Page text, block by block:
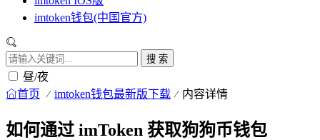
imtoken钱包(中国官方)
搜 索
昼/夜
首页 imtoken钱包最新版下载 内容详情
如何通过 imToken 获取狗狗币钱包